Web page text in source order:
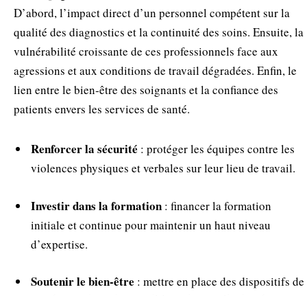
D’abord, l’impact direct d’un personnel compétent sur la
qualité des diagnostics et la continuité des soins. Ensuite, la
vulnérabilité croissante de ces professionnels face aux
agressions et aux conditions de travail dégradées. Enfin, le
lien entre le bien‑être des soignants et la confiance des
patients envers les services de santé.
Renforcer la sécurité : protéger les équipes contre les
violences physiques et verbales sur leur lieu de travail.
Investir dans la formation : financer la formation
initiale et continue pour maintenir un haut niveau
d’expertise.
Soutenir le bien‑être : mettre en place des dispositifs de